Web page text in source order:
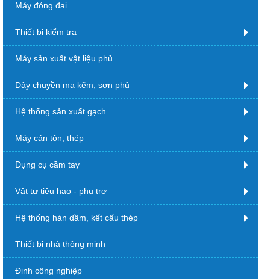
Máy đóng đai
Thiết bị kiểm tra
Máy sản xuất vật liệu phủ
Dây chuyền mạ kẽm, sơn phủ
Hệ thống sản xuất gạch
Máy cán tôn, thép
Dụng cụ cầm tay
Vật tư tiêu hao - phụ trợ
Hệ thống hàn dầm, kết cấu thép
Thiết bị nhà thông minh
Đinh công nghiệp